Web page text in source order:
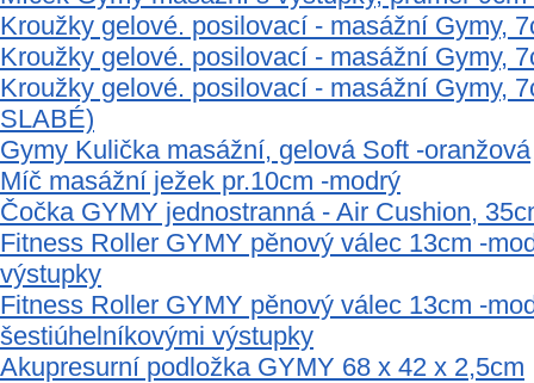
Kroužky gelové. posilovací - masážní Gymy,
Kroužky gelové. posilovací - masážní Gymy,
Kroužky gelové. posilovací - masážní Gymy,
SLABÉ)
Gymy Kulička masážní, gelová Soft -oranžová
Míč masážní ježek pr.10cm -modrý
Čočka GYMY jednostranná - Air Cushion,
Fitness Roller GYMY pěnový válec 13cm -
výstupky
Fitness Roller GYMY pěnový válec 13cm -
šestiúhelníkovými výstupky
Akupresurní podložka GYMY 68 x 42 x 2,5cm